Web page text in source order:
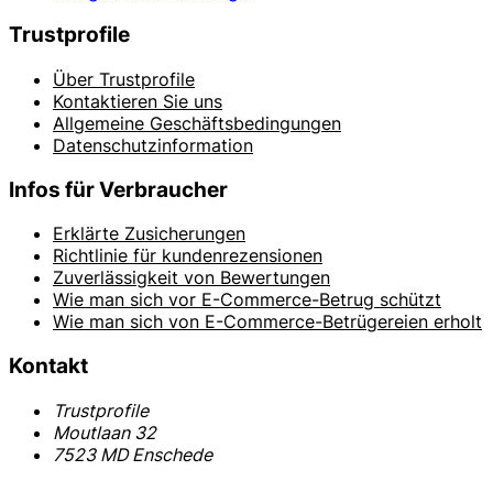
Trustprofile
Über Trustprofile
Kontaktieren Sie uns
Allgemeine Geschäftsbedingungen
Datenschutzinformation
Infos für Verbraucher
Erklärte Zusicherungen
Richtlinie für kundenrezensionen
Zuverlässigkeit von Bewertungen
Wie man sich vor E-Commerce-Betrug schützt
Wie man sich von E-Commerce-Betrügereien erholt
Kontakt
Trustprofile
Moutlaan 32
7523 MD Enschede